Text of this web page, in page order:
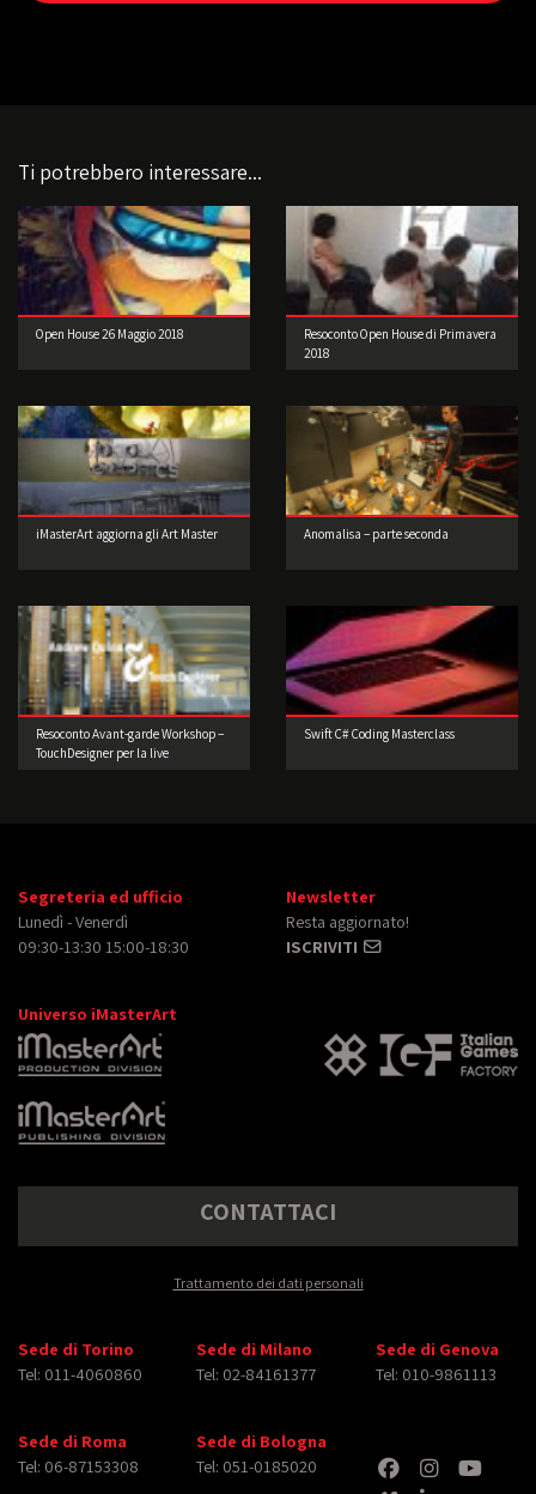
Ti potrebbero interessare...
Open House 26 Maggio 2018
Resoconto Open House di Primavera
2018
iMasterArt aggiorna gli Art Master Anomalisa – parte seconda
Resoconto Avant-garde Workshop –
TouchDesigner per la live
Swift C# Coding Masterclass
Segreteria ed ufficio
Lunedì - Venerdì
09:30-13:30 15:00-18:30
Newsletter
Resta aggiornato!
ISCRIVITI
Universo iMasterArt
CONTATTACI
Trattamento dei dati personali
Sede di Torino
Tel: 011-4060860
Sede di Milano
Tel: 02-84161377
Sede di Genova
Tel: 010-9861113
Sede di Roma
Tel: 06-87153308
Sede di Bologna
Tel: 051-0185020